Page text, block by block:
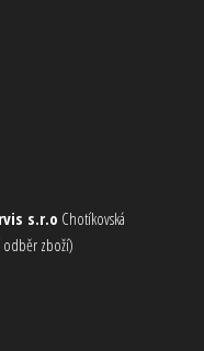
s.r.o Chotíkovská
zboží)